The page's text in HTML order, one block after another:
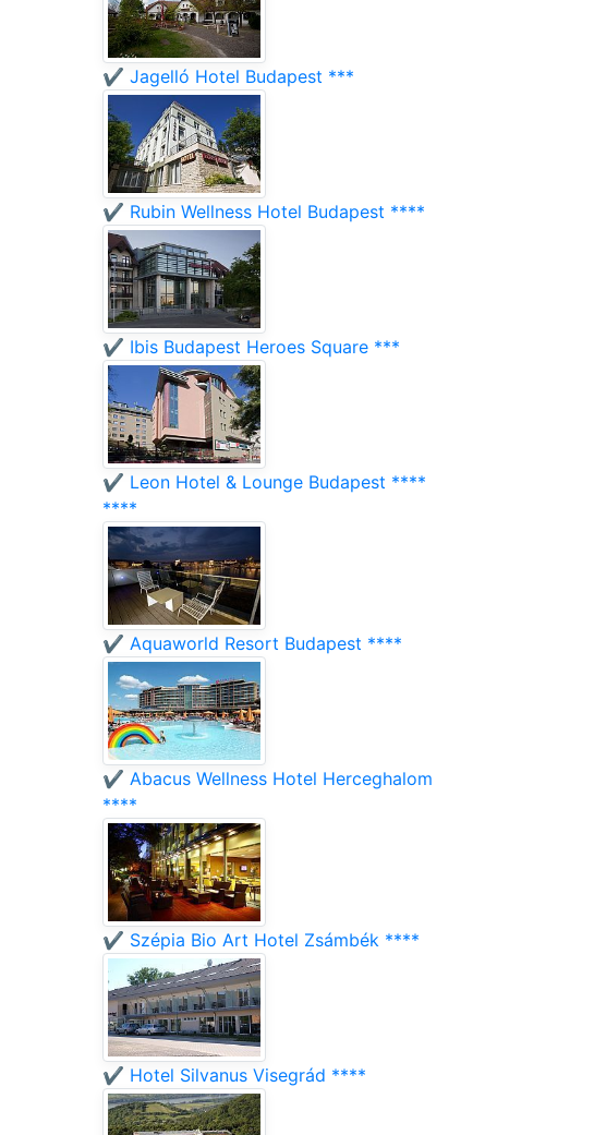
✔️ Jagelló Hotel Budapest ***
✔️ Rubin Wellness Hotel Budapest ****
✔️ Ibis Budapest Heroes Square ***
✔️ Leon Hotel & Lounge Budapest ****
****
✔️ Aquaworld Resort Budapest ****
✔️ Abacus Wellness Hotel Herceghalom
****
✔️ Szépia Bio Art Hotel Zsámbék ****
✔️ Hotel Silvanus Visegrád ****